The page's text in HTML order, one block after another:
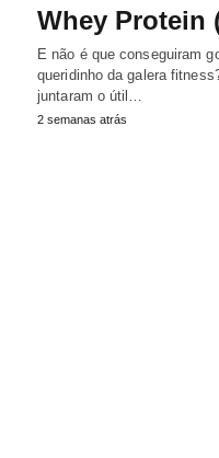
Whey Protein
E não é que conseguiram
queridinho da galera
juntaram o útil…
2 semanas atrás